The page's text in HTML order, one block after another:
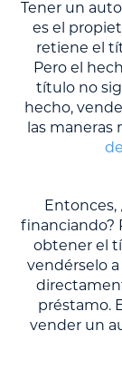
Tener un
es el
retiene el
Pero el
título no
hecho,
las maneras
financiando?
obtener el
vendérselo
préstamo.
vender un